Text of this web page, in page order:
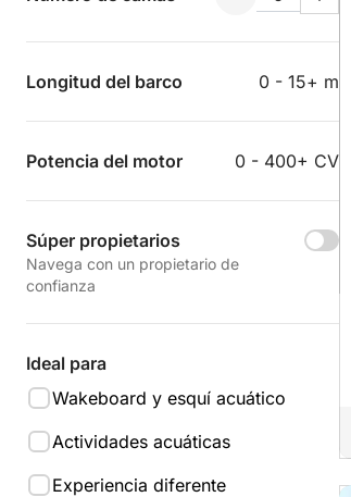
Longitud del barco 0 - 15+ m
Potencia del motor 0 - 400+ CV
Súper propietarios
Navega con un propietario de
confianza
Ideal para
Wakeboard y esquí acuático
Actividades acuáticas
Experiencia diferente